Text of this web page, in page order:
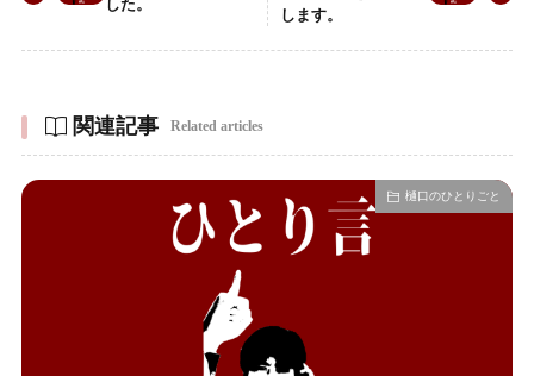
した。
します。
関連記事 Related articles
樋口のひとりごと